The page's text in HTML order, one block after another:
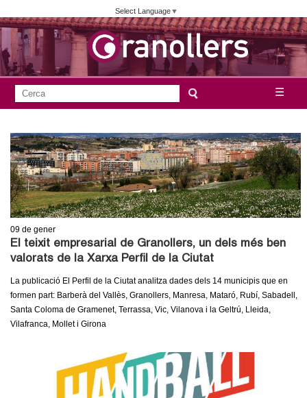
Vés
al
contingut
Select Language▼
m
☰
F
r
m
u
l
a
r
i
d
e
c
e
c
a
09 de gener
El teixit empresarial de Granollers, un dels més ben
valorats de la Xarxa Perfil de la Ciutat
La publicació El Perfil de la Ciutat analitza dades dels 14 municipis que en
formen part: Barberà del Vallès, Granollers, Manresa, Mataró, Rubí, Sabadell,
Santa Coloma de Gramenet, Terrassa, Vic, Vilanova i la Geltrú, Lleida,
Vilafranca, Mollet i Girona